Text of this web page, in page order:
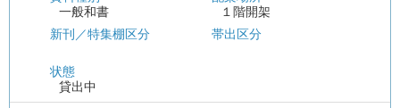
一般和書
新刊／特集棚区分
状態
貸出中
１階開架
帯出区分